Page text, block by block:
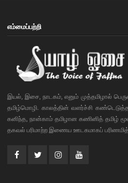
எம்மைப்பற்றி
இயல், இசை, நாடகம், எனும் முத்தமிழால்
தமிழ்மொழி. காலத்தின் வளர்ச்சி
கனிந்த, நான்காம் தமிழான கணினித் தமிழ்
தகவல் பரிமாற்ற இணைய ஊடகமாகப்